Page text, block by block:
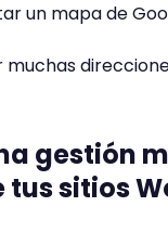
un mapa de
gestión
sitios